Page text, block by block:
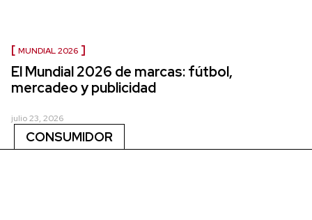
MUNDIAL 2026
El Mundial 2026 de marcas: fútbol,
mercadeo y publicidad
julio 23, 2026
CONSUMIDOR